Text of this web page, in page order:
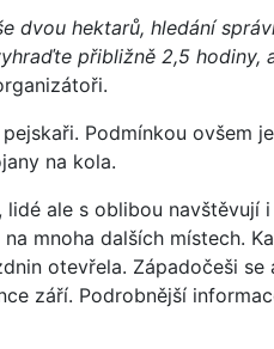
dvou hektarů, hledání
přibližně 2,5 hodiny,
Podmínkou ovšem
na kola.
ale s oblibou navštěvují
mnoha dalších místech.
otevřela. Západočeši se
září. Podrobnější